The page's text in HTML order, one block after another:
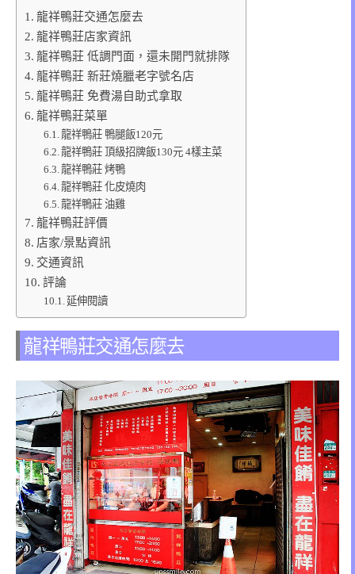
龍祥鴨莊交通怎麼去
龍祥鴨莊店家資訊
龍祥鴨莊 低調門面，還未開門就排隊
龍祥鴨莊 新莊燒臘老字號名店
龍祥鴨莊 免費湯自助式拿取
龍祥鴨莊菜單
龍祥鴨莊 鴨腿飯120元
龍祥鴨莊 頂級招牌飯130元 4樣主菜
龍祥鴨莊 烤鴨
龍祥鴨莊 化皮燒肉
龍祥鴨莊 油雞
龍祥鴨莊評價
店家/景點資訊
交通資訊
評論
延伸閱讀
龍祥鴨莊交通怎麼去